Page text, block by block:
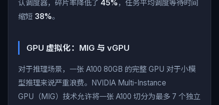
认调度器，碎片率降低了 45%，任务平均调度等待时间
缩短 38%。
GPU 虚拟化：MIG 与 vGPU
对于推理场景，一张 A100 80GB 的完整 GPU 对于小模
型推理来说严重浪费。NVIDIA Multi-Instance
GPU（MIG）技术允许将一张 A100 切分为最多 7 个独立